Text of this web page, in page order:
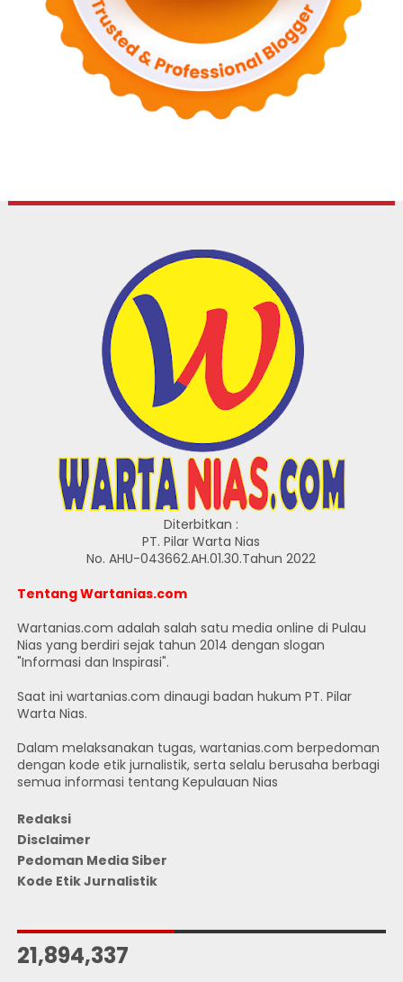
Diterbitkan :
PT. Pilar Warta Nias
No. AHU-043662.AH.01.30.Tahun 2022
Tentang Wartanias.com
Wartanias.com adalah salah satu media online di Pulau
Nias yang berdiri sejak tahun 2014 dengan slogan
"Informasi dan Inspirasi".
Saat ini wartanias.com dinaugi badan hukum PT. Pilar
Warta Nias.
Dalam melaksanakan tugas, wartanias.com berpedoman
dengan kode etik jurnalistik, serta selalu berusaha berbagi
semua informasi tentang Kepulauan Nias
Redaksi
Disclaimer
Pedoman Media Siber
Kode Etik Jurnalistik
21,894,337